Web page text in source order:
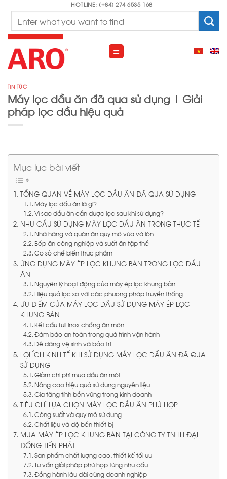
content
HOTLINE: (+84) 274 6535 168
TIN TỨC
Máy lọc dầu ăn đã qua sử dụng | Giải
pháp lọc dầu hiệu quả
Mục lục bài viết
TỔNG QUAN VỀ MÁY LỌC DẦU ĂN ĐÃ QUA SỬ DỤNG
Máy lọc dầu ăn là gì?
Vì sao dầu ăn cần được lọc sau khi sử dụng?
NHU CẦU SỬ DỤNG MÁY LỌC DẦU ĂN TRONG THỰC TẾ
Nhà hàng và quán ăn quy mô vừa và lớn
Bếp ăn công nghiệp và suất ăn tập thể
Cơ sở chế biến thực phẩm
ỨNG DỤNG MÁY ÉP LỌC KHUNG BẢN TRONG LỌC DẦU
ĂN
Nguyên lý hoạt động của máy ép lọc khung bản
Hiệu quả lọc so với các phương pháp truyền thống
ƯU ĐIỂM CỦA MÁY LỌC DẦU SỬ DỤNG MÁY ÉP LỌC
KHUNG BẢN
Kết cấu full inox chống ăn mòn
Đảm bảo an toàn trong quá trình vận hành
Dễ dàng vệ sinh và bảo trì
LỢI ÍCH KINH TẾ KHI SỬ DỤNG MÁY LỌC DẦU ĂN ĐÃ QUA
SỬ DỤNG
Giảm chi phí mua dầu ăn mới
Nâng cao hiệu quả sử dụng nguyên liệu
Gia tăng tính bền vững trong kinh doanh
TIÊU CHÍ LỰA CHỌN MÁY LỌC DẦU ĂN PHÙ HỢP
Công suất và quy mô sử dụng
Chất liệu và độ bền thiết bị
MUA MÁY ÉP LỌC KHUNG BẢN TẠI CÔNG TY TNHH ĐẠI
ĐỒNG TIẾN PHÁT
Sản phẩm chất lượng cao, thiết kế tối ưu
Tư vấn giải pháp phù hợp từng nhu cầu
Đồng hành lâu dài cùng doanh nghiệp